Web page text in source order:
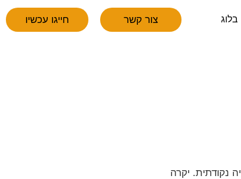
בלוג צור קשר חייגו עכשיו
נקודתית. יקרה